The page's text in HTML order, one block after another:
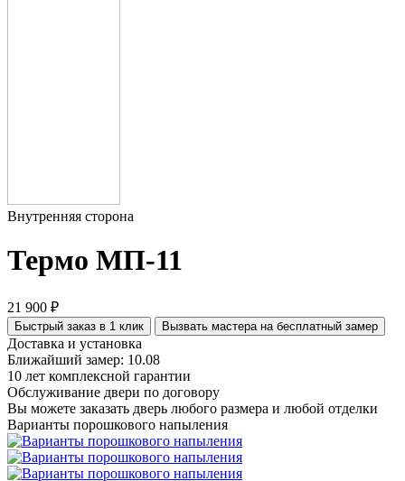
Внутренняя сторона
Термо МП-11
21 900 ₽
Быстрый заказ в 1 клик Вызвать мастера на бесплатный замер
Доставка и установка
Ближайший замер: 10.08
10 лет комплексной гарантии
Обслуживание двери по договору
Вы можете заказать дверь любого размера и любой отделки
Варианты порошкового напыления